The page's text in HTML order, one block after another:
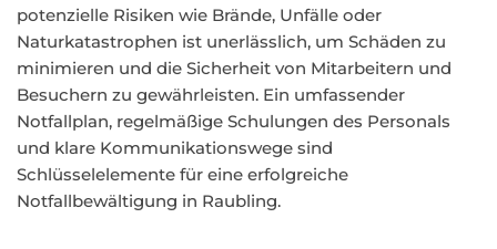
potenzielle Risiken wie Brände, Unfälle oder
Naturkatastrophen ist unerlässlich, um Schäden zu
minimieren und die Sicherheit von Mitarbeitern und
Besuchern zu gewährleisten. Ein umfassender
Notfallplan, regelmäßige Schulungen des Personals
und klare Kommunikationswege sind
Schlüsselelemente für eine erfolgreiche
Notfallbewältigung in Raubling.